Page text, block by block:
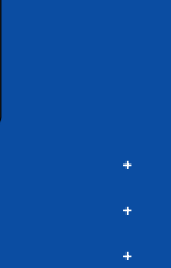
+
+
+